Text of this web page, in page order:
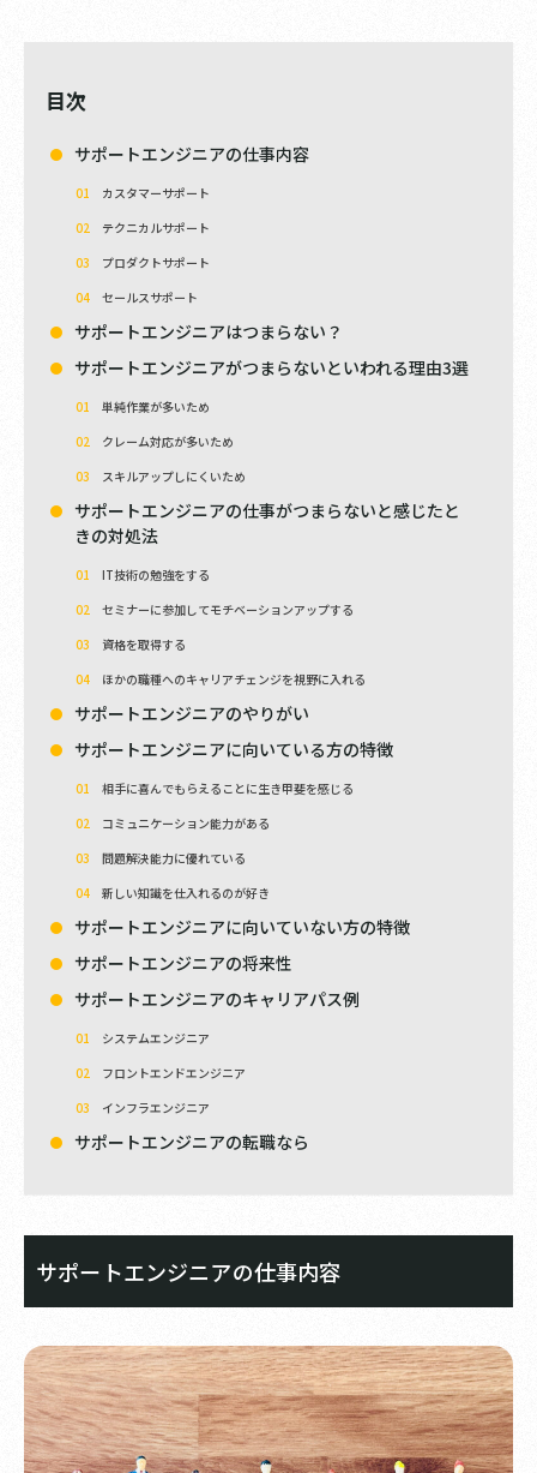
目次
サポートエンジニアの仕事内容
カスタマーサポート
テクニカルサポート
プロダクトサポート
セールスサポート
サポートエンジニアはつまらない？
サポートエンジニアがつまらないといわれる理由3選
単純作業が多いため
クレーム対応が多いため
スキルアップしにくいため
サポートエンジニアの仕事がつまらないと感じたと
きの対処法
IT技術の勉強をする
セミナーに参加してモチベーションアップする
資格を取得する
ほかの職種へのキャリアチェンジを視野に入れる
サポートエンジニアのやりがい
サポートエンジニアに向いている方の特徴
相手に喜んでもらえることに生き甲斐を感じる
コミュニケーション能力がある
問題解決能力に優れている
新しい知識を仕入れるのが好き
サポートエンジニアに向いていない方の特徴
サポートエンジニアの将来性
サポートエンジニアのキャリアパス例
システムエンジニア
フロントエンドエンジニア
インフラエンジニア
サポートエンジニアの転職なら
サポートエンジニアの仕事内容